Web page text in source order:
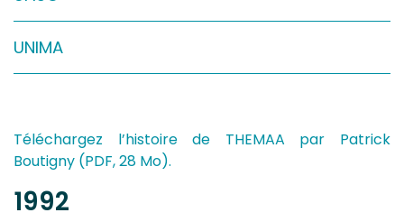
UNIMA
Téléchargez l’histoire de THEMAA par Patrick
Boutigny (PDF, 28 Mo).
1992